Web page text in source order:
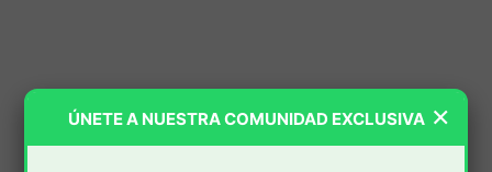
×
ÚNETE A NUESTRA COMUNIDAD EXCLUSIVA